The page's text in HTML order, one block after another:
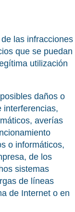
las infracciones
que se puedan
utilización
daños o
interferencias,
averías
o informáticos,
de los
sistemas
de líneas
de Internet o en